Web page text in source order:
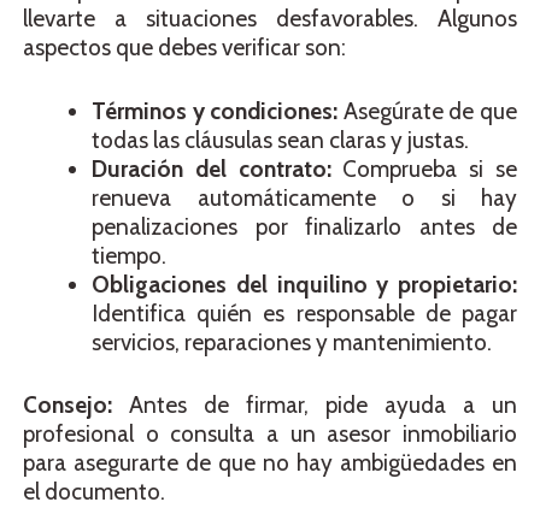
llevarte a situaciones desfavorables. Algunos
aspectos que debes verificar son:
Términos y condiciones: Asegúrate de que
todas las cláusulas sean claras y justas.
Duración del contrato:Comprueba si se
renueva automáticamente o si hay
penalizaciones por finalizarlo antes de
tiempo.
Obligaciones del inquilino y propietario:
Identifica quién es responsable de pagar
servicios, reparaciones y mantenimiento.
Consejo: Antes de firmar, pide ayuda a un
profesional o consulta a un asesor inmobiliario
para asegurarte de que no hay ambigüedades en
el documento.